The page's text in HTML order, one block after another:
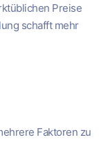
Preise
schafft mehr
Faktoren zu